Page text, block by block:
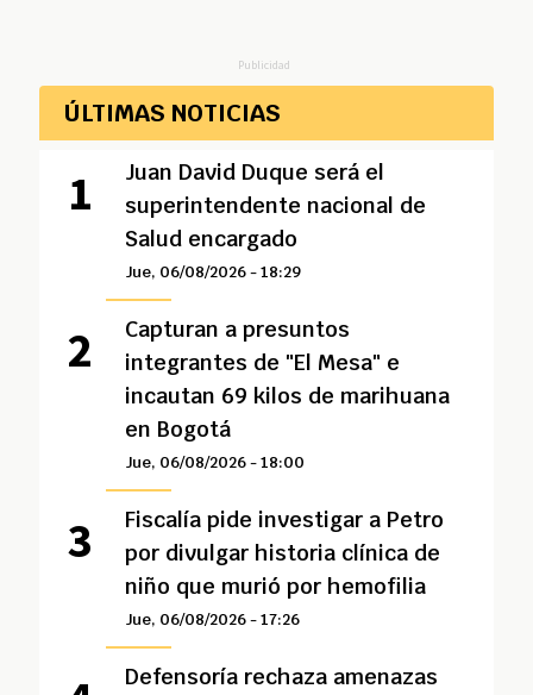
Publicidad
ÚLTIMAS NOTICIAS
Juan David Duque será el
superintendente nacional de
Salud encargado
Jue, 06/08/2026 - 18:29
Capturan a presuntos
integrantes de "El Mesa" e
incautan 69 kilos de marihuana
en Bogotá
Jue, 06/08/2026 - 18:00
Fiscalía pide investigar a Petro
por divulgar historia clínica de
niño que murió por hemofilia
Jue, 06/08/2026 - 17:26
Defensoría rechaza amenazas